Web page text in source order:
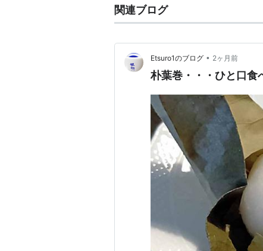
姜尚中のもの静かなしゃべりが番
2013年4月から、2017年3月まで
を務めた。
2017年4月から、2018年3月まで
を務めた。
2018年4月から、小野正嗣(作家)
関連ブログ
Etsuro1のブログ • 2ヶ月前
朴葉巻・・・ひと口食